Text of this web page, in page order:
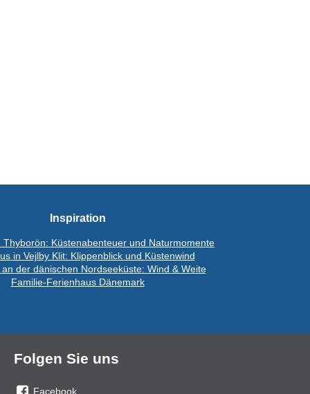
Inspiration
Thyborön: Küstenabenteuer und Naturmomente
in Vejlby Klit: Klippenblick und Küstenwind
der dänischen Nordseeküste: Wind & Weite
Familie-Ferienhaus Dänemark
Folgen Sie uns
Facebook